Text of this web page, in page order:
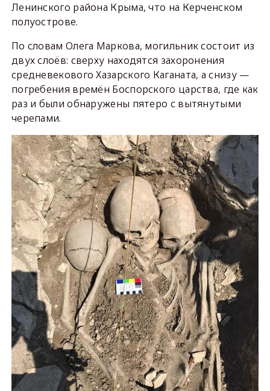
Ленинского района Крыма, что на Керченском
полуострове.
По словам Олега Маркова, могильник состоит из
двух слоёв: сверху находятся захоронения
средневекового Хазарского Каганата, а снизу —
погребения времён Боспорского царства, где как
раз и были обнаружены пятеро с вытянутыми
черепами.